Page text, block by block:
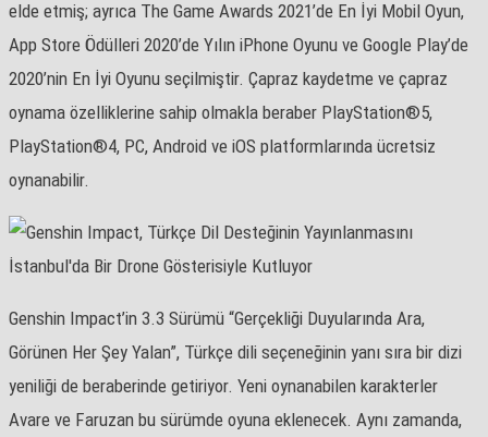
elde etmiş; ayrıca The Game Awards 2021’de En İyi Mobil Oyun,
App Store Ödülleri 2020’de Yılın iPhone Oyunu ve Google Play’de
2020’nin En İyi Oyunu seçilmiştir. Çapraz kaydetme ve çapraz
oynama özelliklerine sahip olmakla beraber PlayStation®5,
PlayStation®4, PC, Android ve iOS platformlarında ücretsiz
oynanabilir.
Genshin Impact’in 3.3 Sürümü “Gerçekliği Duyularında Ara,
Görünen Her Şey Yalan”, Türkçe dili seçeneğinin yanı sıra bir dizi
yeniliği de beraberinde getiriyor. Yeni oynanabilen karakterler
Avare ve Faruzan bu sürümde oyuna eklenecek. Aynı zamanda,